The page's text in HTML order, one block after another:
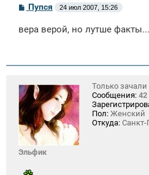
С
о
б
и
Пупся 24 июл 2007, 15:26
вера верой, но лутше
Эльфик
Только зачали
Сообщения: 42
Пол: Женский
Откуда: Санкт-